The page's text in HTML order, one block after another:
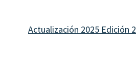
Actualización 2025 Edición 2